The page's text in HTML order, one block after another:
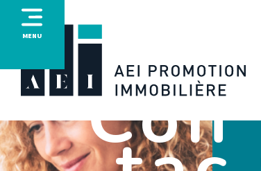
MENU
Con